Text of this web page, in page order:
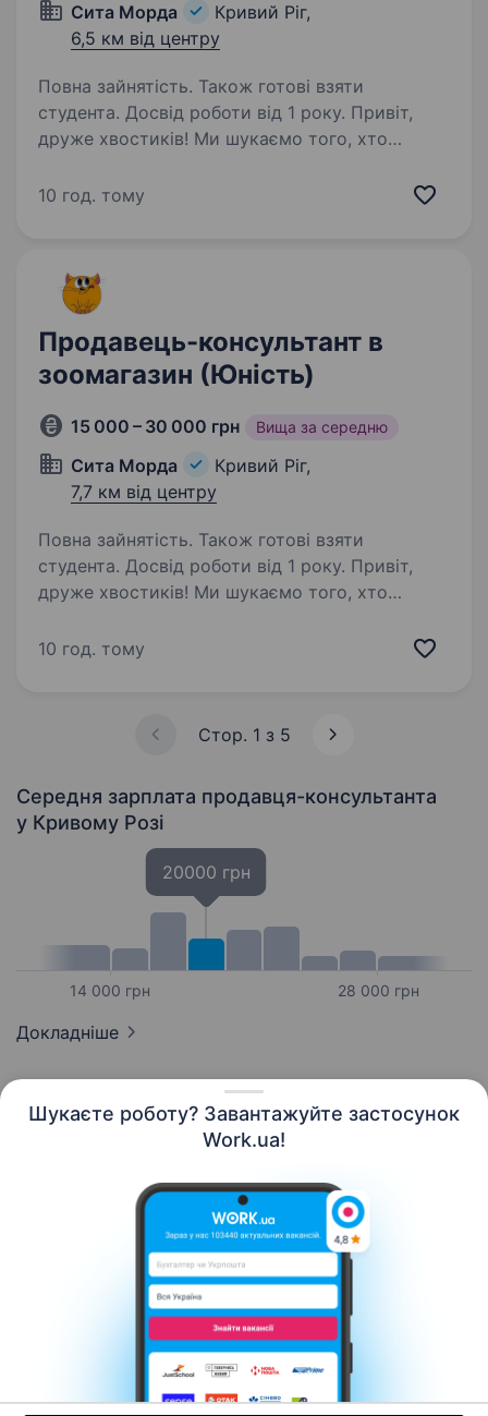
Шукаєте роботу? Завантажуйте застосунок
Work.ua!
Сита Морда
Кривий Ріг,
6,5 км від центру
Повна зайнятість. Також готові взяти
студента. Досвід роботи від 1 року. Привіт,
друже хвостиків! Ми шукаємо того, хто
спілкування з людьми та муркотливими і
10 год. тому
Продавець-консультант в
зоомагазин (Юність)
15 000 – 30 000 грн Вища за середню
Сита Морда
Кривий Ріг,
7,7 км від центру
Повна зайнятість. Також готові взяти
студента. Досвід роботи від 1 року. Привіт,
друже хвостиків! Ми шукаємо того, хто
спілкування з людьми та муркотливими і
10 год. тому
Стор. 1 з 5
Середня зарплата продавця-консультанта
у Кривому Розі
14 000 грн
20000 грн
28 000 грн
Докладніше
Контакти Про нас
Кар’єра
Допомога Умови використання